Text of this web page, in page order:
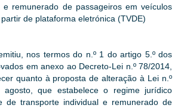
e remunerado de passageiros em veículos
de plataforma eletrónica (TVDE)
nos termos do n.º 1 do artigo 5.º dos
em anexo ao Decreto-Lei n.º 78/2014,
quanto à proposta de alteração à Lei n.º
que estabelece o regime jurídico
de transporte individual e remunerado de